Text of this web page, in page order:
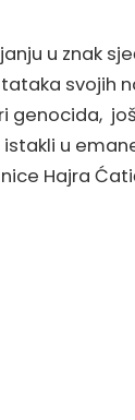
u znak
svojih
genocida,
u
Hajra